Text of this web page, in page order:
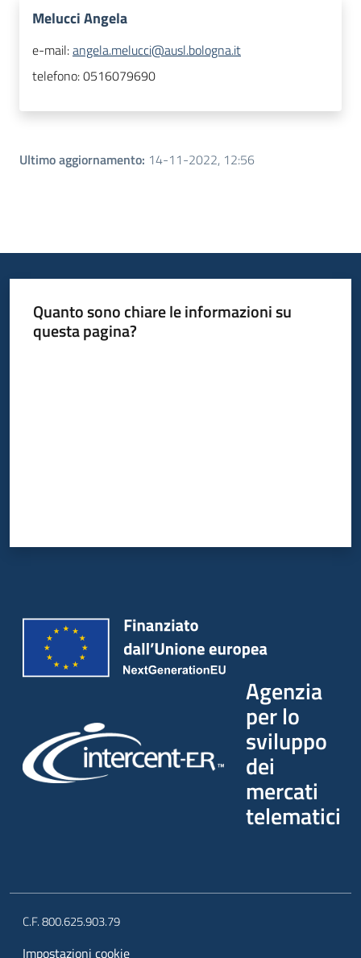
Melucci Angela
e-mail:angela.melucci@ausl.bologna.it
telefono:0516079690
Ultimo aggiornamento: 14-11-2022, 12:56
Quanto sono chiare le informazioni su
questa pagina?
Agenzia
per lo
sviluppo
dei
mercati
telematici
C.F. 800.625.903.79
Impostazioni cookie